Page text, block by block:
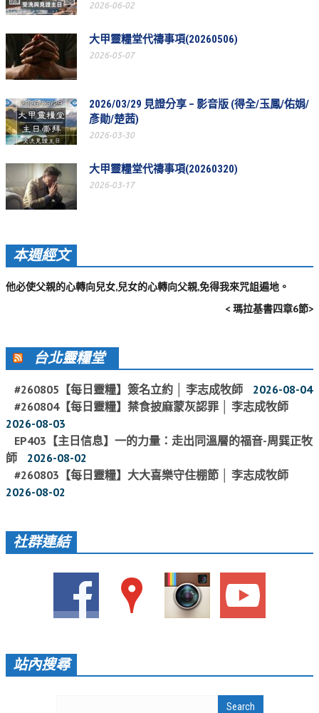
活動相簿
聚會剪影
聚會剪影_2026年
聚會剪影_2025年
聚會剪影_2024年
聚會剪影_2022年
聚會剪影_2021年
聚會剪影_2019年
聚會剪影_2018年
聚會剪影_2015年
聚會剪影_2014年
聚會剪影_2013年
教會節慶
教會節慶_2026年
教會節慶_2025年
教會節慶_2023年
教會節慶_2022年
教會節慶_2021年
教會節慶_2019年
教會節慶_2018年
2026-06-02
大甲靈糧堂代禱事項(20260506)
2026-05-07
2026/03/29 見證分享 – 影音版 (得全/玉鳳/佑娟/
彥勛/楚茜)
2026-03-30
大甲靈糧堂代禱事項(20260320)
2026-03-17
本週經文
他必使父親的心轉向兒女,兒女的心轉向父親,免得我來咒詛遍地。
< 瑪拉基書四章6節>
台北靈糧堂
#260805【每日靈糧】簽名立約 │ 李志成牧師
2026-08-04
#260804【每日靈糧】禁食披麻蒙灰認罪 │ 李志成牧師
2026-08-03
EP403【主日信息】一的力量：走出同溫層的福音-周巽正牧
師
2026-08-02
#260803【每日靈糧】大大喜樂守住棚節 │ 李志成牧師
2026-08-02
社群連結
站內搜尋